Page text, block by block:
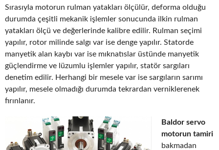
Sırasıyla motorun rulman yatakları ölçülür, deforma olduğu
durumda çeşitli mekanik işlemler sonucunda ilkin rulman
yatakları ölçü ve değerlerinde kalibre edilir. Rulman seçimi
yapılır, rotor milinde salgı var ise denge yapılır. Statorde
manyetik alan kaybı var ise mıknatıslar üstünde manyetik
güçlendirme ve lüzumlu işlemler yapılır, statör sargıları
denetim edilir. Herhangi bir mesele var ise sargıların sarımı
yapılır, mesele olmadığı durumda tekrardan verniklerenek
fırınlanır.
Baldor servo
motorun tamiri
bakmadan